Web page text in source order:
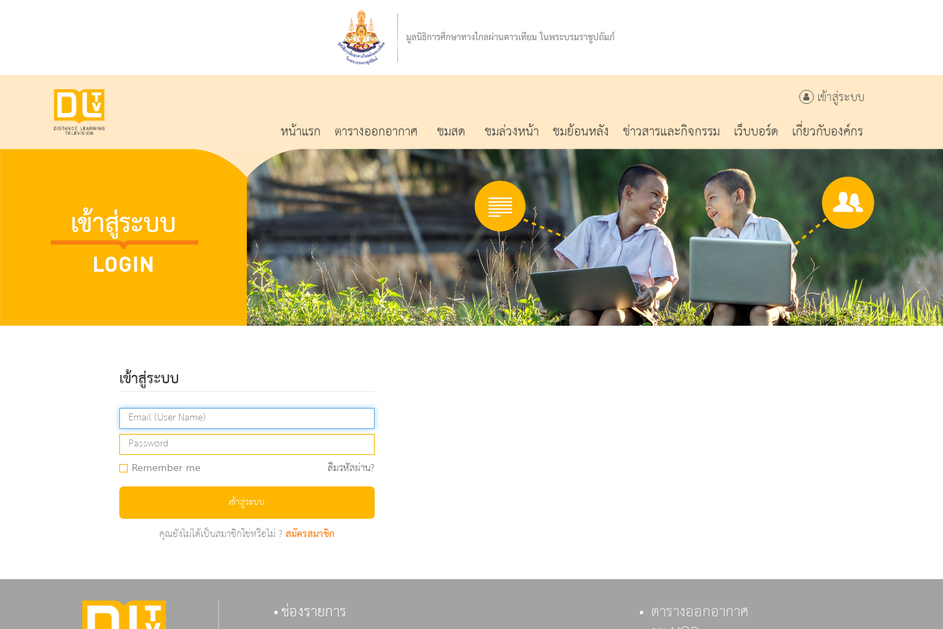
เข้าสู่ระบบ
หน้าแรก ตารางออกอากาศ ชมสด ชมล่วงหน้า ชมย้อนหลัง ข่าวสารและกิจกรรม เว็บบอร์ด เกี่ยวกับองค์กร
เข้าสู่ระบบ
Remember me ลืมรหัสผ่าน?
เข้าสู่ระบบ
คุณยังไม่ได้เป็นสมาชิกใช่หรือไม่ ?สมัครสมาชิก
ช่องรายการ ตารางออกอากาศ